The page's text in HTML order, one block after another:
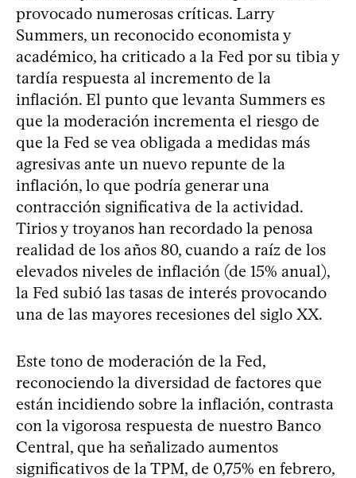
provocado numerosas críticas. Larry
Summers, un reconocido economista y
académico, ha criticado a la Fed por su tibia y
tardía respuesta al incremento de la
inflación. El punto que levanta Summers es
que la moderación incrementa el riesgo de
que la Fed se vea obligada a medidas más
agresivas ante un nuevo repunte de la
inflación, lo que podría generar una
contracción significativa de la actividad.
Tirios y troyanos han recordado la penosa
realidad de los años 80, cuando a raíz de los
elevados niveles de inflación (de 15% anual),
la Fed subió las tasas de interés provocando
una de las mayores recesiones del siglo XX.
Este tono de moderación de la Fed,
reconociendo la diversidad de factores que
están incidiendo sobre la inflación, contrasta
con la vigorosa respuesta de nuestro Banco
Central, que ha señalizado aumentos
significativos de la TPM, de 0,75% en febrero,